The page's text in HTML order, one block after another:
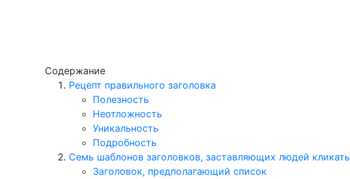
Содержание
Рецепт правильного заголовка
Полезность
Неотложность
Уникальность
Подробность
Семь шаблонов заголовков, заставляющих людей кликать
Заголовок, предполагающий список